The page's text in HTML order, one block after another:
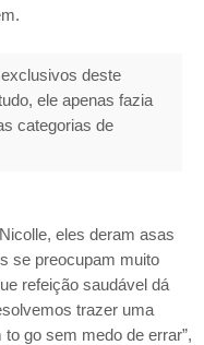
deste
ele apenas fazia
categorias de
eles deram asas
se preocupam muito
refeição saudável dá
trazer uma
go sem medo de errar”,